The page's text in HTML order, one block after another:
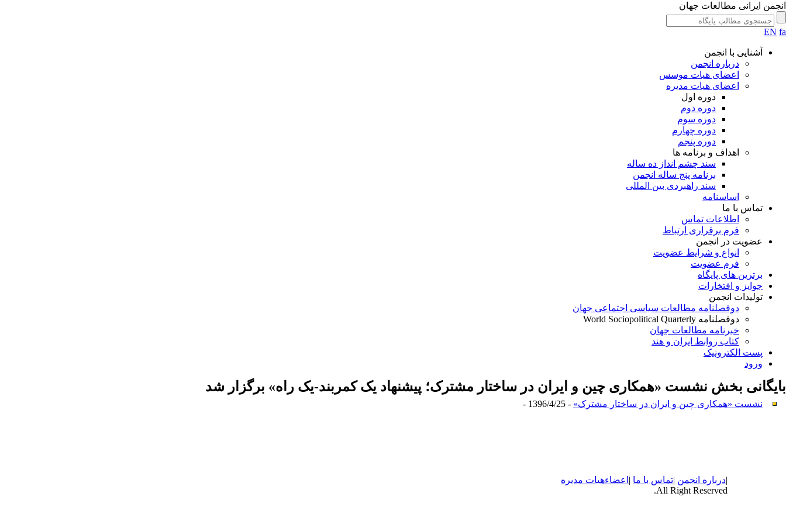
انجمن ایرانی مطالعات جهان
EN fa
آشنایی با انجمن
درباره انجمن
اعضای هیات موسس
اعضای هیات مدیره
دوره اول
دوره دوم
دوره سوم
دوره چهارم
دوره پنجم
اهداف و برنامه ها
سند چشم انداز ده ساله
برنامه پنج ساله انجمن
سند راهبردی بین المللی
اساسنامه
تماس با ما
اطلاعات تماس
فرم برقراری ارتباط
عضویت در انجمن
انواع و شرایط عضویت
فرم عضویت
برترین های پایگاه
جوایز و افتخارات
تولیدات انجمن
دوفصلنامه مطالعات سیاسی اجتماعی جهان
دوفصلنامه World Sociopolitical Quarterly
خبرنامه مطالعات جهان
کتاب روابط ایران و هند
پست الکترونیک
ورود
بایگانی بخش نشست «همکاری چین و ایران در ساختار مشترک؛ پیشنهاد یک کمربند-یک راه» برگزار شد
نشست «همکاری چین و ایران در ساختار مشترک» - 1396/4/25 -
|درباره انجمن |تماس با ما | اعضاءهیات مدیره
All Right Reserved.